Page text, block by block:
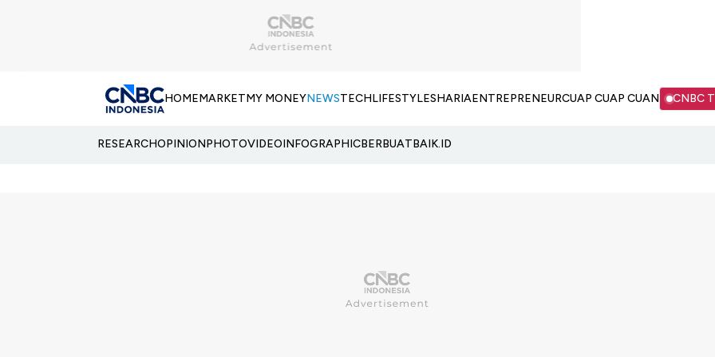
HOMEMARKETMY MONEYNEWSTECHLIFESTYLESHARIAENTREPRENEURCUAP CUAP CUAN CNBC
RESEARCHOPINIONPHOTOVIDEOINFOGRAPHICBERBUATBAIK.ID